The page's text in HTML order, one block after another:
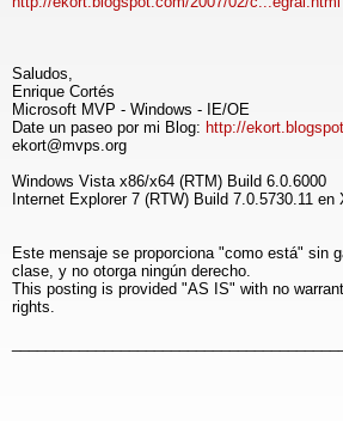
Saludos,
Enrique Cortés
Microsoft MVP - Windows - IE/OE
Date un paseo por mi Blog: http://
ekort@mvps.org
Windows Vista x86/x64 (RTM) Build 6.0.6000
Internet Explorer 7 (RTW) Build 7.0.5730.11 en
Este mensaje se proporciona "como está" sin
clase, y no otorga ningún derecho.
This posting is provided "AS IS" with no
rights.